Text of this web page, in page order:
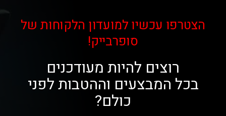
הצטרפו עכשיו למועדון הלקוחות של
סופרבייק!
רוצים להיות מעודכנים
בכל המבצעים וההטבות לפני
כולם?